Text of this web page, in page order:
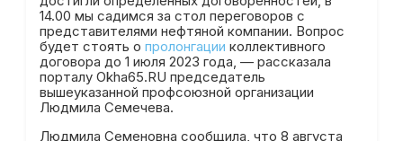
14.00 мы садимся за стол переговоров с
представителями нефтяной компании. Вопрос
будет стоять о пролонгации коллективного
договора до 1 июля 2023 года, — рассказала
порталу Okha65.RU председатель
вышеуказанной профсоюзной организации
Людмила Семечева.
Людмила Семеновна сообщила, что 8 августа